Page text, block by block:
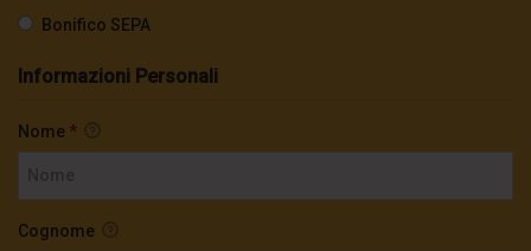
Bonifico SEPA
Informazioni Personali
Nome *
Cognome